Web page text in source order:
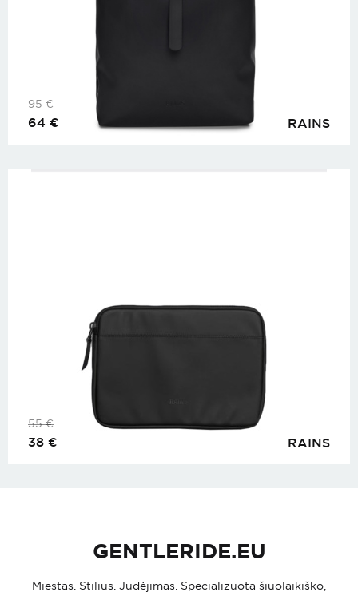
RAINS
95€
64 €
RAINS
55€
38 €
GENTLERIDE.EU
Miestas. Stilius. Judėjimas. Specializuota šiuolaikiško,